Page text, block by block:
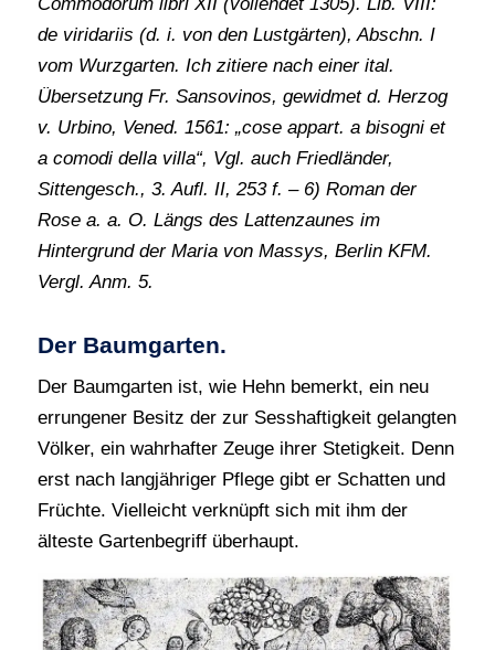
de viridariis (d. i. von den Lustgärten), Abschn. I
vom Wurzgarten. Ich zitiere nach einer ital.
Übersetzung Fr. Sansovinos, gewidmet d. Herzog
v. Urbino, Vened. 1561: „cose appart. a bisogni et
a comodi della villa“, Vgl. auch Friedländer,
Sittengesch., 3. Aufl. II, 253 f. – 6) Roman der
Rose a. a. O. Längs des Lattenzaunes im
Hintergrund der Maria von Massys, Berlin KFM.
Vergl. Anm. 5.
Der Baumgarten.
Der Baumgarten ist, wie Hehn bemerkt, ein neu
errungener Besitz der zur Sesshaftigkeit gelangten
Völker, ein wahrhafter Zeuge ihrer Stetigkeit. Denn
erst nach langjähriger Pflege gibt er Schatten und
Früchte. Vielleicht verknüpft sich mit ihm der
älteste Gartenbegriff überhaupt.